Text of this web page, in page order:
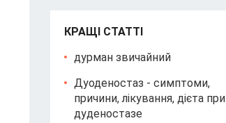
КРАЩІ СТАТТІ
дурман звичайний
Дуоденостаз - симптоми,
причини, лікування, дієта при
дуденостазе